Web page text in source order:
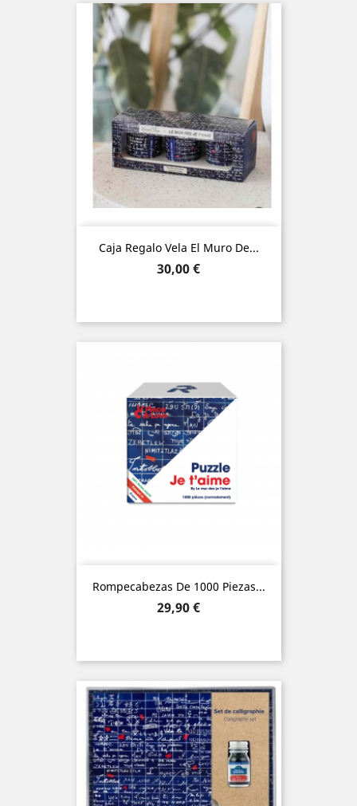
Caja Regalo Vela El Muro De...
Precio
30,00 €
Rompecabezas De 1000 Piezas...
Precio
29,90 €